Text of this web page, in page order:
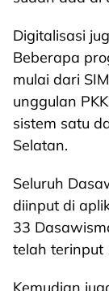
Digitalisasi
Beberapa
mulai dari
unggulan
sistem satu
Selatan.
Seluruh
diinput di
33
telah terinput